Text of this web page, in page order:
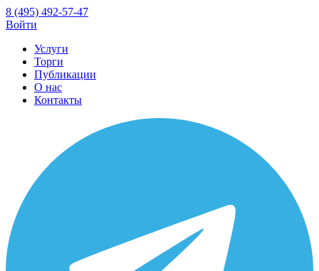
8 (495) 492-57-47
Войти
Услуги
Торги
Публикации
О нас
Контакты